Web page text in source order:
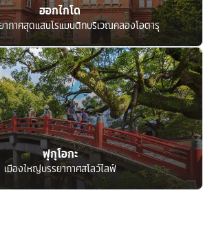
ฮอกไกโด
กาศสุดแสนโรแมนติกบริเวณคลองโอตารุ
ฟุกุโอกะ
เมืองใหญ่บรรยากาศสโลว์ไลฟ์